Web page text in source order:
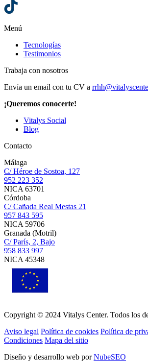
Menú
Tecnologías
Testimonios
Trabaja con nosotros
Envía un email con tu CV a
¡Queremos conocerte!
Vitalys Social
Blog
Contacto
Málaga
C/ Héroe de Sostoa, 127
952 223 352
NICA 63701
Córdoba
C/ Cañada Real Mestas 21
957 843 595
NICA 59706
Granada (Motril)
C/ París, 2, Bajo
958 833 997
NICA 45348
Copyright © 2024 Vitalys Center. Todos los
Aviso legal Política de cookies Política de
Condiciones Mapa del sitio
Diseño y desarrollo web porNubeSEO